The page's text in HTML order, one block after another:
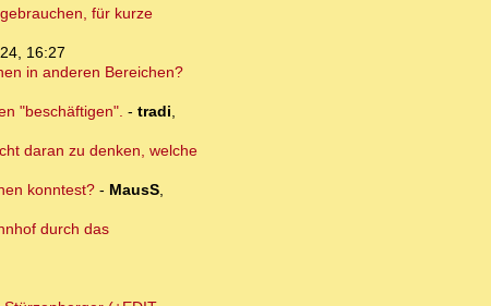
für kurze
16:27
in anderen Bereichen?
"beschäftigen". - tradi,
daran zu denken, welche
konntest?- MausS,
durch das